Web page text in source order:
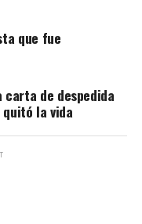
que fue
carta de despedida
la vida